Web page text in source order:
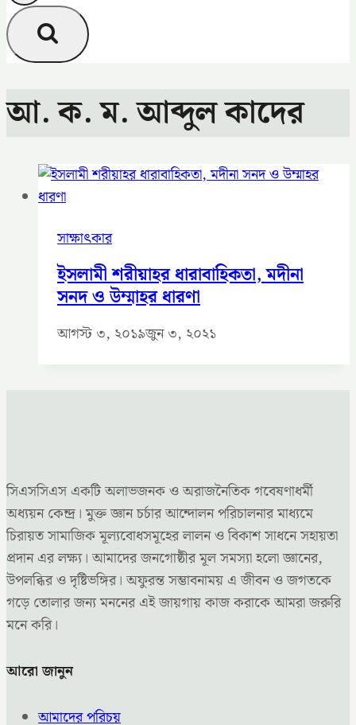
আ. ক. ম. আব্দুল কাদের
সাক্ষাৎকার
ইসলামী শরীয়াহর ধারাবাহিকতা, মদীনা
সনদ ও উম্মাহর ধারণা
আগস্ট ৩, ২০১৯জুন ৩, ২০২১
সিএসসিএস একটি অলাভজনক ও অরাজনৈতিক গবেষণাধর্মী
অধ্যয়ন কেন্দ্র। মুক্ত জ্ঞান চর্চার আন্দোলন পরিচালনার মাধ্যমে
চিরায়ত সামাজিক মূল্যবোধসমূহের লালন ও বিকাশ সাধনে সহায়তা
প্রদান এর লক্ষ্য। আমাদের জনগোষ্ঠীর মূল সমস্যা হলো জ্ঞানের,
উপলব্ধির ও দৃষ্টিভঙ্গির। অফুরন্ত সম্ভাবনাময় এ জীবন ও জগতকে
গড়ে তোলার জন্য মননের এই জায়গায় কাজ করাকে আমরা জরুরি
মনে করি।
আরো জানুন
আমাদের পরিচয়